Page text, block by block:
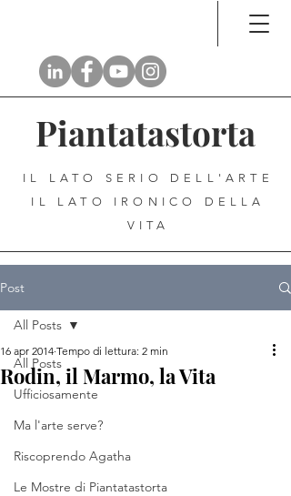
Piantatastorta
IL LATO SERIO DELL'ARTE
IL LATO IRONICO DELLA
VITA
Post
All Posts
Ufficiosamente
Ma l'arte serve?
Riscoprendo Agatha
Le Mostre di Piantatastorta
All Posts
Rodin, il Marmo, la Vita
16 apr 2014 Tempo di lettura: 2 min